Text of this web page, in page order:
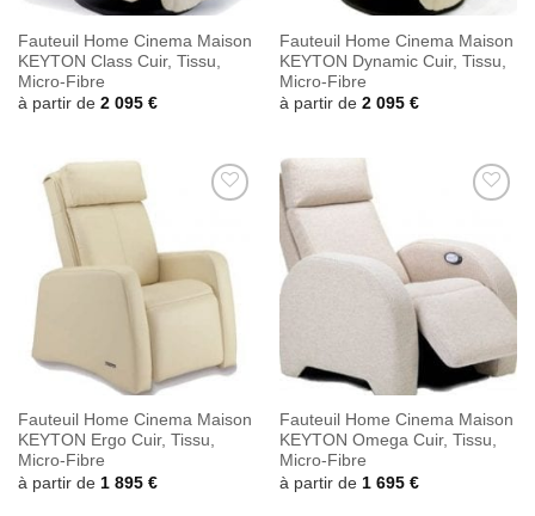
Fauteuil Home Cinema Maison
KEYTON Class Cuir, Tissu,
Micro-Fibre
à partir de 2 095 €
Fauteuil Home Cinema Maison
KEYTON Dynamic Cuir, Tissu,
Micro-Fibre
à partir de 2 095 €
wishlist
Fauteuil Home Cinema Maison
KEYTON Ergo Cuir, Tissu,
Micro-Fibre
à partir de 1 895 €
wishlist
Fauteuil Home Cinema Maison
KEYTON Omega Cuir, Tissu,
Micro-Fibre
à partir de 1 695 €